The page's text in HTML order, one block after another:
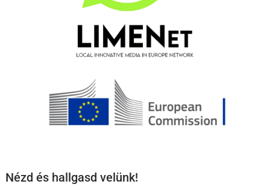
Nézd és hallgasd velünk!